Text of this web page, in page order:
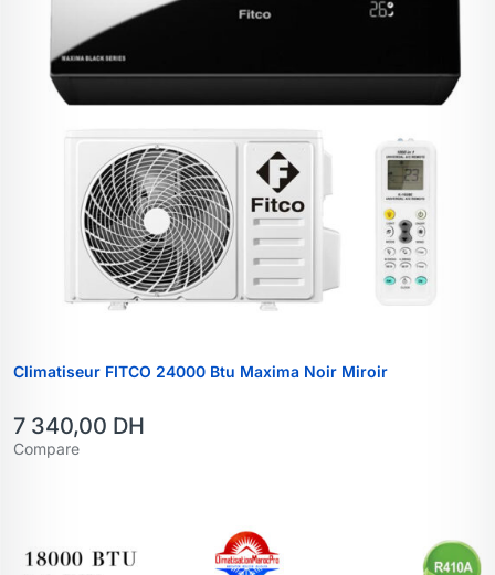
Climatiseur FITCO 24000 Btu Maxima Noir Miroir
7 340,00 DH
Compare